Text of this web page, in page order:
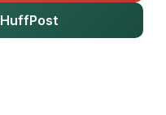
HuffPost